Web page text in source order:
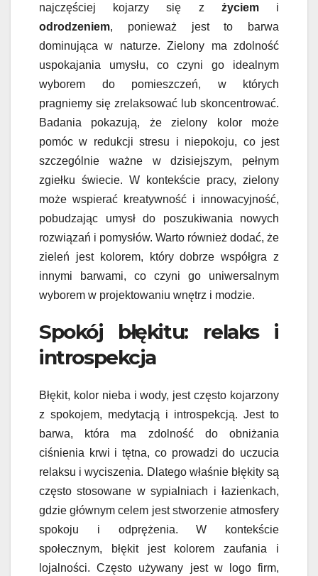
najczęściej kojarzy się z życiemi
odrodzeniem, ponieważ jest to barwa
dominująca w naturze. Zielony ma zdolność
uspokajania umysłu, co czyni go idealnym
wyborem do pomieszczeń, w których
pragniemy się zrelaksować lub skoncentrować.
Badania pokazują, że zielony kolor może
pomóc w redukcji stresu i niepokoju, co jest
szczególnie ważne w dzisiejszym, pełnym
zgiełku świecie. W kontekście pracy, zielony
może wspierać kreatywność i innowacyjność,
pobudzając umysł do poszukiwania nowych
rozwiązań i pomysłów. Warto również dodać, że
zieleń jest kolorem, który dobrze współgra z
innymi barwami, co czyni go uniwersalnym
wyborem w projektowaniu wnętrz i modzie.
Spokój błękitu: relaks i
introspekcja
Błękit, kolor nieba i wody, jest często kojarzony
z spokojem, medytacją i introspekcją. Jest to
barwa, która ma zdolność do obniżania
ciśnienia krwi i tętna, co prowadzi do uczucia
relaksu i wyciszenia. Dlatego właśnie błękity są
często stosowane w sypialniach i łazienkach,
gdzie głównym celem jest stworzenie atmosfery
spokoju i odprężenia. W kontekście
społecznym, błękit jest kolorem zaufania i
lojalności. Często używany jest w logo firm,